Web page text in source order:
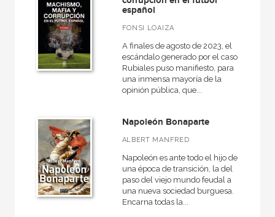
español
FONSI LOAIZA
A finales de agosto de 2023, el
escándalo generado por el caso
Rubiales puso manifiesto, para
una inmensa mayoría de la
opinión pública, que...
Napoleón Bonaparte
ALBERT MANFRED
Napoleón es ante todo el hijo de
una época de transición, la del
paso del viejo mundo feudal a
una nueva sociedad burguesa.
Encarna todas la...